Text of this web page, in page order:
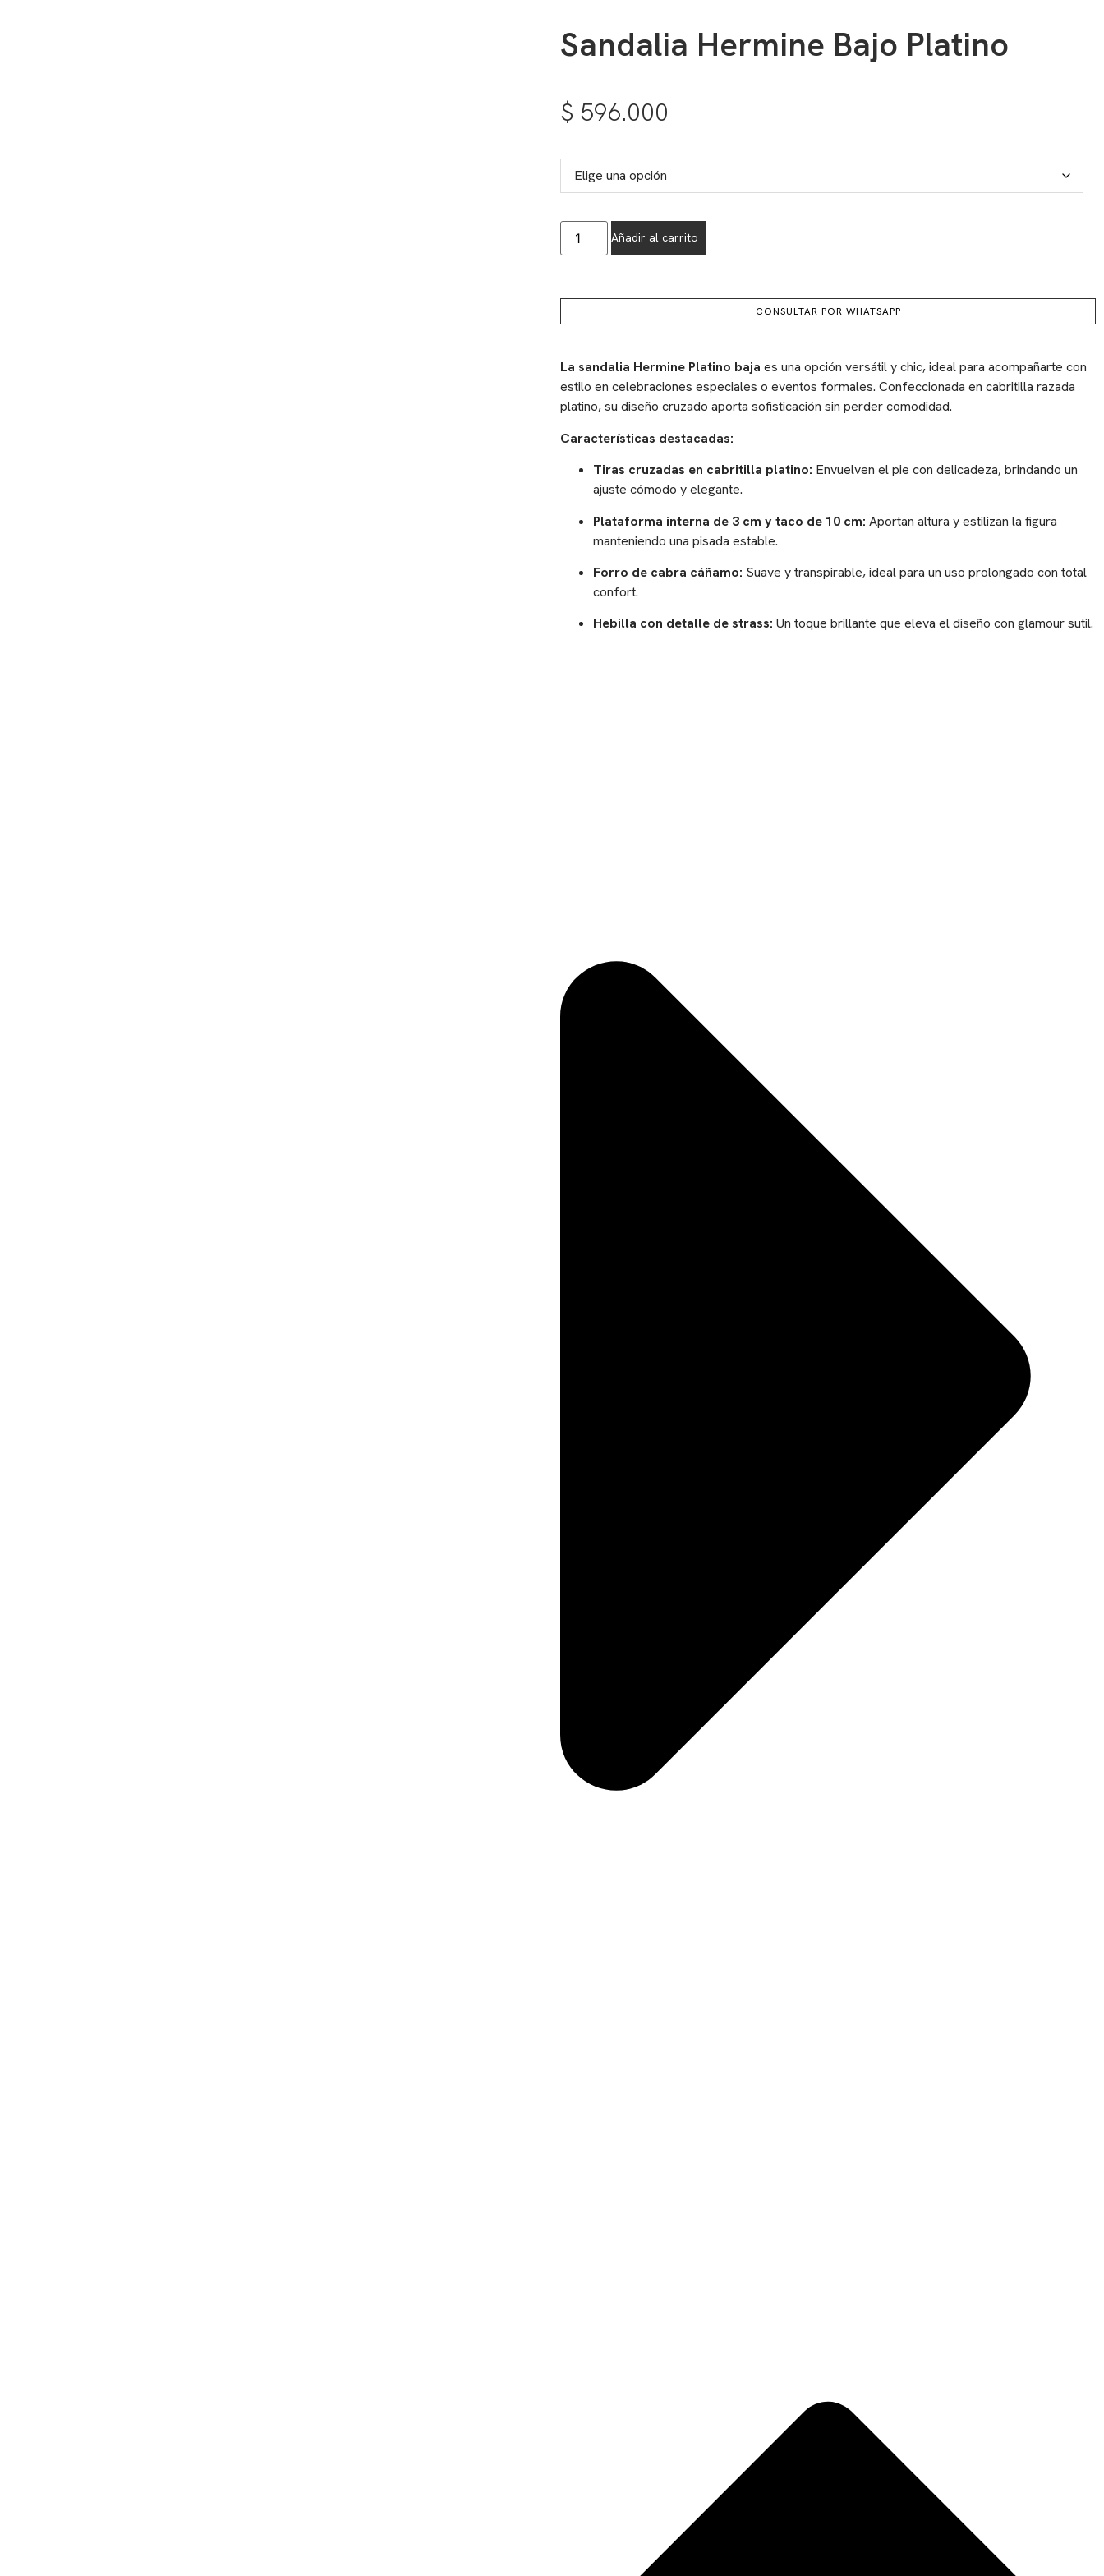
Sandalia Hermine Bajo Platino
$ 596.000
Añadir al carrito
CONSULTAR POR WHATSAPP
La sandalia Hermine Platino baja es una opción versátil y chic, ideal para acompañarte con
estilo en celebraciones especiales o eventos formales. Confeccionada en cabritilla razada
platino, su diseño cruzado aporta sofisticación sin perder comodidad.
Características destacadas:
Tiras cruzadas en cabritilla platino: Envuelven el pie con delicadeza, brindando un
ajuste cómodo y elegante.
Plataforma interna de 3 cm y taco de 10 cm: Aportan altura y estilizan la figura
manteniendo una pisada estable.
Forro de cabra cáñamo: Suave y transpirable, ideal para un uso prolongado con total
confort.
Hebilla con detalle de strass: Un toque brillante que eleva el diseño con glamour sutil.